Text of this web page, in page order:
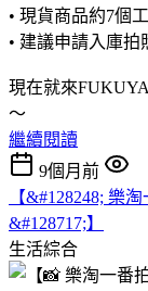
• 現貨商品約7個
• 建議申請入庫
現在就來
～
繼續閱讀
9個月前
【&#128248; 樂
&#128717;️】
生活綜合